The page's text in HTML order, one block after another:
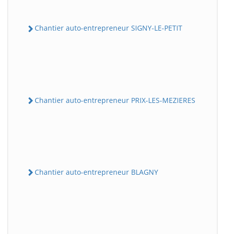
Chantier auto-entrepreneur SIGNY-LE-PETIT
Chantier auto-entrepreneur PRIX-LES-MEZIERES
Chantier auto-entrepreneur BLAGNY